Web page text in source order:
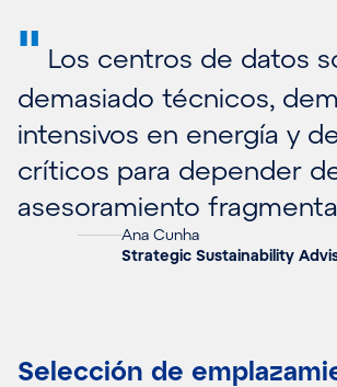
" Los centros de datos
demasiado técnicos,
intensivos en energía y
críticos para depender
asesoramiento
Ana Cunha
Strategic Sustainability
Selección de